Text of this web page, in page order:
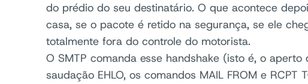
do prédio do seu destinatário. O que acontece
casa, se o pacote é retido na segurança, se ele
totalmente fora do controle do motorista.
O SMTP comanda esse handshake (isto é, o
saudação EHLO, os comandos MAIL FROM e RCPT